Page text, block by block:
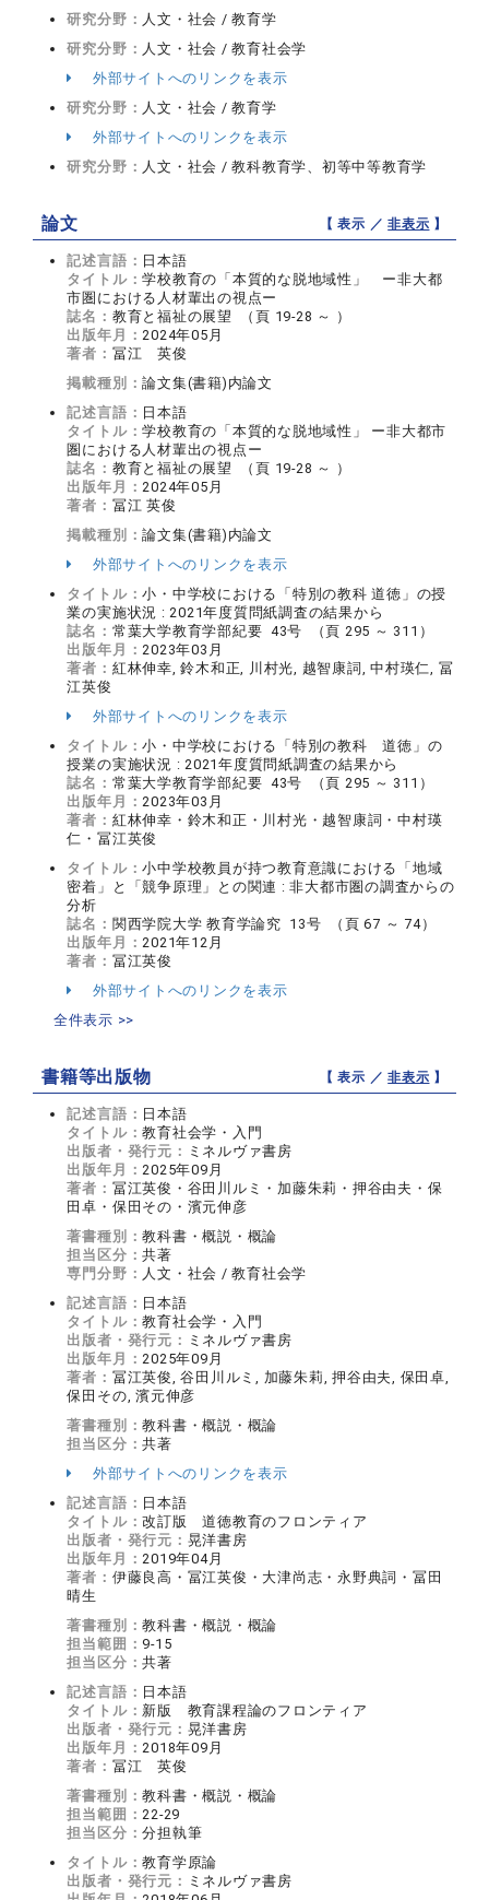
研究分野： 人文・社会 / 教育学
研究分野： 人文・社会 / 教育社会学
外部サイトへのリンクを表示
研究分野： 人文・社会 / 教育学
外部サイトへのリンクを表示
研究分野： 人文・社会 / 教科教育学、初等中等教育学
論文 【 表示 ／非表示 】
記述言語： 日本語
タイトル：学校教育の「本質的な脱地域性」 ー非大都
市圏における人材輩出の視点ー
誌名： 教育と福祉の展望 （頁 19-28 ～ ）
出版年月：2024年05月
著者： 冨江 英俊
掲載種別：論文集(書籍)内論文
記述言語： 日本語
タイトル：学校教育の「本質的な脱地域性」 ー非大都市
圏における人材輩出の視点ー
誌名： 教育と福祉の展望 （頁 19-28 ～ ）
出版年月：2024年05月
著者： 冨江 英俊
掲載種別：論文集(書籍)内論文
外部サイトへのリンクを表示
タイトル：小・中学校における「特別の教科 道徳」の授
業の実施状況 : 2021年度質問紙調査の結果から
誌名： 常葉大学教育学部紀要 43号 （頁 295 ～ 311）
出版年月：2023年03月
著者： 紅林伸幸, 鈴木和正, 川村光, 越智康詞, 中村瑛仁, 冨
江英俊
外部サイトへのリンクを表示
タイトル：小・中学校における「特別の教科 道徳」の
授業の実施状況 : 2021年度質問紙調査の結果から
誌名： 常葉大学教育学部紀要 43号 （頁 295 ～ 311）
出版年月：2023年03月
著者： 紅林伸幸・鈴木和正・川村光・越智康詞・中村瑛
仁・冨江英俊
タイトル：小中学校教員が持つ教育意識における「地域
密着」と「競争原理」との関連 : 非大都市圏の調査からの
分析
誌名： 関西学院大学 教育学論究 13号 （頁 67 ～ 74）
出版年月：2021年12月
著者： 冨江英俊
外部サイトへのリンクを表示
全件表示 >>
書籍等出版物 【 表示 ／非表示 】
記述言語： 日本語
タイトル：教育社会学・入門
出版者・発行元： ミネルヴァ書房
出版年月：2025年09月
著者： 冨江英俊・谷田川ルミ・加藤朱莉・押谷由夫・保
田卓・保田その・濱元伸彦
著書種別：教科書・概説・概論
担当区分：共著
専門分野： 人文・社会 / 教育社会学
記述言語： 日本語
タイトル：教育社会学・入門
出版者・発行元： ミネルヴァ書房
出版年月：2025年09月
著者： 冨江英俊, 谷田川ルミ, 加藤朱莉, 押谷由夫, 保田卓,
保田その, 濱元伸彦
著書種別：教科書・概説・概論
担当区分：共著
外部サイトへのリンクを表示
記述言語： 日本語
タイトル：改訂版 道徳教育のフロンティア
出版者・発行元： 晃洋書房
出版年月：2019年04月
著者： 伊藤良高・冨江英俊・大津尚志・永野典詞・冨田
晴生
著書種別：教科書・概説・概論
担当範囲： 9-15
担当区分：共著
記述言語： 日本語
タイトル： 新版 教育課程論のフロンティア
出版者・発行元： 晃洋書房
出版年月：2018年09月
著者： 冨江 英俊
著書種別：教科書・概説・概論
担当範囲：22-29
担当区分：分担執筆
タイトル：教育学原論
出版者・発行元： ミネルヴァ書房